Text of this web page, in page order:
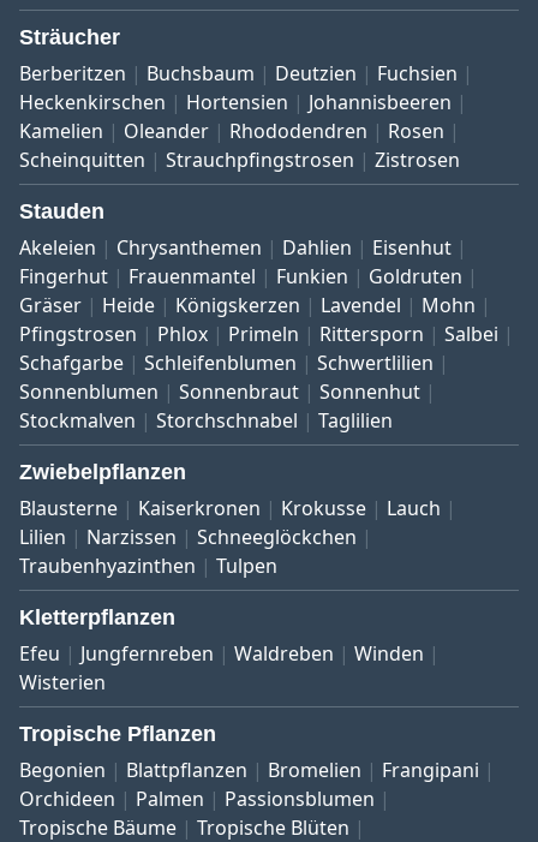
Sträucher
Berberitzen Buchsbaum Deutzien
Fuchsien
Heckenkirschen
Hortensien
Johannisbeeren
Kamelien
Oleander Rhododendren
Rosen
Scheinquitten
Strauchpfingstrosen Zistrosen
Stauden
Akeleien Chrysanthemen Dahlien
Eisenhut
Fingerhut
Frauenmantel Funkien
Goldruten
Gräser
Heide Königskerzen Lavendel
Mohn
Pfingstrosen
Phlox Primeln Rittersporn
Salbei
Schafgarbe
Schleifenblumen
Schwertlilien
Sonnenblumen
Sonnenbraut
Sonnenhut
Stockmalven
Storchschnabel Taglilien
Zwiebelpflanzen
Blausterne Kaiserkronen Krokusse
Lauch
Lilien
Narzissen
Schneeglöckchen
Traubenhyazinthen
Tulpen
Kletterpflanzen
Efeu Jungfernreben Waldreben
Winden
Wisterien
Tropische Pflanzen
Begonien Blattpflanzen Bromelien
Frangipani
Orchideen
Palmen
Passionsblumen
Tropische Bäume
Tropische Blüten